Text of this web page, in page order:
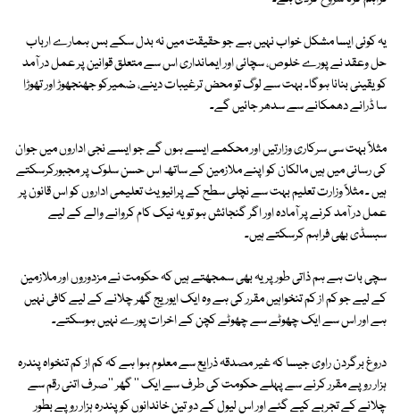
یہ کوئی ایسا مشکل خواب نہیں ہے جو حقیقت میں نہ بدل سکے بس ہمارے ارباب
حل وعقد نے پورے خلوص، سچائی اور ایمانداری اس سے متعلق قوانین پر عمل در آمد
کو یقینی بنانا ہوگا۔ بہت سے لوگ تو محض ترغیبات دینے، ضمیرکو جھنجھوڑ اور تھوڑا
سا ڈرانے دھمکانے سے سدھر جائیں گے۔
مثلاً بہت سی سرکاری وزارتیں اور محکمے ایسے ہوں گے جو ایسے نجی اداروں میں جوان
کی رسائی میں ہیں مالکان کو اپنے ملازمین کے ساتھ اس حسن سلوک پر مجبورکرسکتے
ہیں ۔ مثلاً وزارت تعلیم بہت سے نچلی سطح کے پرائیویٹ تعلیمی اداروں کو اس قانون پر
عمل در آمد کرنے پر آمادہ اور اگر گنجائش ہو تو یہ نیک کام کروانے والے کے لیے
سبسڈی بھی فراہم کرسکتے ہیں۔
سچی بات ہے ہم ذاتی طور پر یہ بھی سمجھتے ہیں کہ حکومت نے مزدوروں اور ملازمین
کے لیے جو کم از کم تنخواہیں مقرر کی ہے وہ ایک ایوریج گھر چلانے کے لیے کافی نہیں
ہے اور اس سے ایک چھوٹے سے چھوٹے کچن کے اخرات پورے نہیں ہوسکتے۔
دروغ برگردن راوی جیسا کہ غیر مصدقہ ذرایع سے معلوم ہوا ہے کہ کم از کم تنخواہ پندرہ
ہزار روپے مقرر کرنے سے پہلے حکومت کی طرف سے ایک '' گھر ''صرف اتنی رقم سے
چلانے کے تجربے کیے گئے اور اس لیول کے دو تین خاندانوں کو پندرہ ہزار روپے بطور